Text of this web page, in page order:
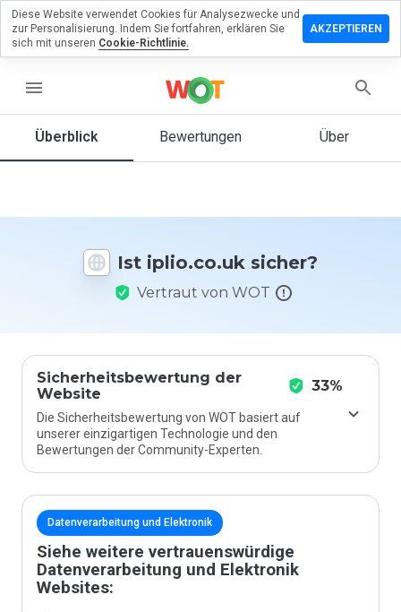
menu
Überblick Bewertungen Über
Ist iplio.co.uk sicher?
Vertraut von WOT
Sicherheitsbewertung der
Website
33%
Die Sicherheitsbewertung von WOT basiert auf
unserer einzigartigen Technologie und den
Bewertungen der Community-Experten.
Datenverarbeitung und Elektronik
Siehe weitere vertrauenswürdige
Datenverarbeitung und Elektronik
Websites:
eine
würden
Diese Website verwendet Cookies für Analysezwecke und
zur Personalisierung. Indem Sie fortfahren, erklären Sie
sich mit unseren Cookie-Richtlinie.
AKZEPTIEREN